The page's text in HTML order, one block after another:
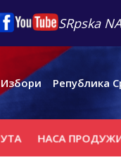
SRpska
Избори Република
ПРОДУЖИЛА